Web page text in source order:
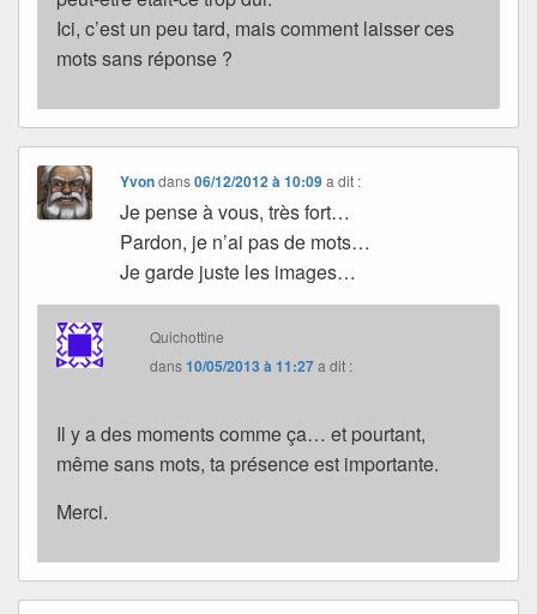
Ici, c’est un peu tard, mais comment laisser ces
mots sans réponse ?
Yvondans06/12/2012 à 10:09 a dit :
Je pense à vous, très fort…
Pardon, je n’ai pas de mots…
Je garde juste les images…
Quichottine
dans10/05/2013 à 11:27a dit :
Il y a des moments comme ça… et pourtant,
même sans mots, ta présence est importante.
Merci.